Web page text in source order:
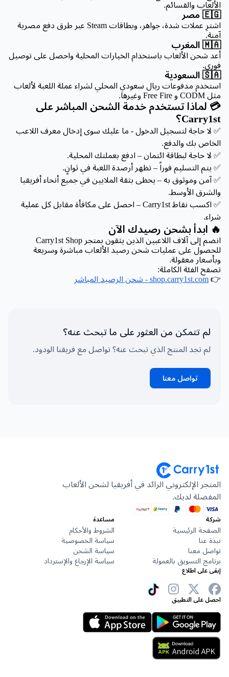
الألعاب والقسائم.
🇪🇬 مصر
اشترِ عملات شدة، جواهر، وبطاقات Steam عبر طرق دفع مصرية
آمنة.
🇲🇦 المغرب
أعد شحن الألعاب باستخدام الخيارات المحلية واحصل على توصيل
فوري.
🇸🇦 السعودية
استخدم مدفوعات ريال سعودي المحلي لشراء عملة اللعبة لألعاب
مثل CODM و Free Fire وغيرها.
💳 لماذا تستخدم خدمة الشحن المباشر على
Carry1st؟
✅ لا حاجة لتسجيل الدخول - ما عليك سوى إدخال معرف اللاعب
الخاص بك والدفع.
✅ لا حاجة لبطاقة ائتمان – ادفع بعملتك المحلية.
✅ يتم التسليم فوراً – تظهر أرصدة اللعبة في ثوانٍ.
✅ آمن وموثوق به – يحظى بثقة الملايين في جميع أنحاء أفريقيا
والشرق الأوسط.
✅ اكسب نقاط Carry1st – احصل على مكافأة مقابل كل عملية
شراء.
🔥 ابدأ بشحن رصيدك الآن
انضم إلى آلاف اللاعبين الذين يثقون بمتجر Carry1st Shop
للحصول على عمليات شحن رصيد الألعاب مباشرة وسريعة
وبأسعار معقولة.
تصفح الفئة الكاملة:
👉 shop.carry1st.com - شحن الرصيد المباشر
لم تتمكن من العثور على ما تبحث عنه؟
لم تجد المنتج الذي تبحث عنه؟ تواصل مع فريقنا الودود.
تواصل معنا
المتجر الإلكتروني الرائد في أفريقيا لشحن الألعاب
المفضلة لديك.
شركة
الصفحة الرئيسية
نبذة عنا
تواصل معنا
برنامج التسويق بالعمولة
مساعدة
الشروط والأحكام
سياسة الخصوصية
سياسة الشحن
سياسة الإرجاع والإسترداد
إبقى على اطلاع
احصل على التطبيق